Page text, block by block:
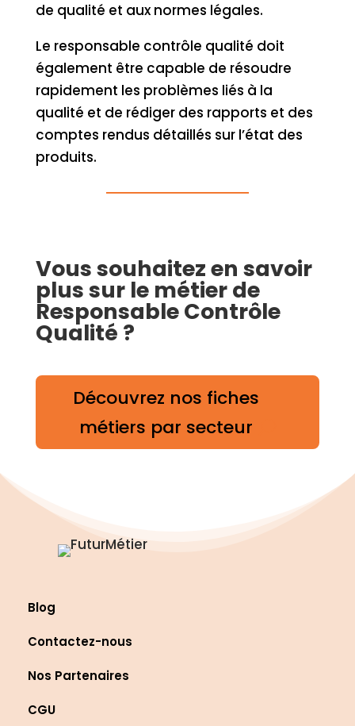
de qualité et aux normes légales.
Le responsable contrôle qualité doit
également être capable de résoudre
rapidement les problèmes liés à la
qualité et de rédiger des rapports et des
comptes rendus détaillés sur l’état des
produits.
Vous souhaitez en savoir
plus sur le métier de
Responsable Contrôle
Qualité ?
Découvrez nos fiches
métiers par secteur
Blog
Contactez-nous
Nos Partenaires
CGU